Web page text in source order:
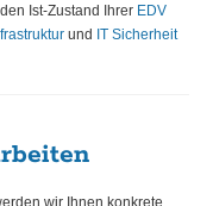
Ist-Zustand Ihrer EDV
und IT Sicherheit
wir Ihnen konkrete